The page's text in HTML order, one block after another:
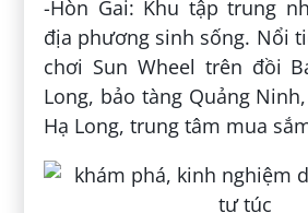
-Hòn Gai: Khu tập trung
địa phương sinh sống. Nổi
chơi Sun Wheel trên đồi
Long, bảo tàng Quảng
Hạ Long, trung tâm mua